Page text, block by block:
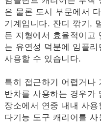
은 물론 도시 부문에서
기계입니다. 잔디 깎기,
든 지형에서 효율적이고
는 유연성 덕분에 임플
사용할 수 있습니다.
특히 접근하기 어렵거나
반차를 사용하는 경우가
장소에서 연중 내내 사
다기능 도구 캐리어를